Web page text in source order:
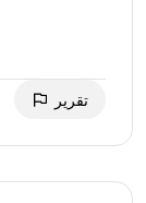
تقرير